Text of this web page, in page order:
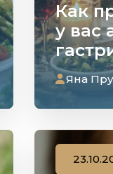
Как
у вас
Яна